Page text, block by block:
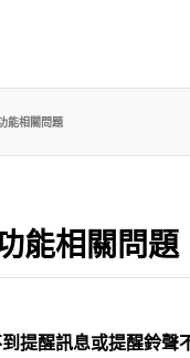
能相關問題
能相關問題
提醒訊息或提醒鈴聲